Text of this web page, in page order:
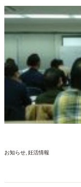
お知らせ 妊活情報